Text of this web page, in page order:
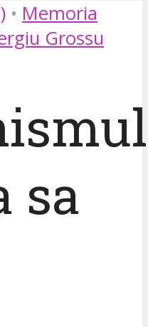
• Memoria
Grossu
sa